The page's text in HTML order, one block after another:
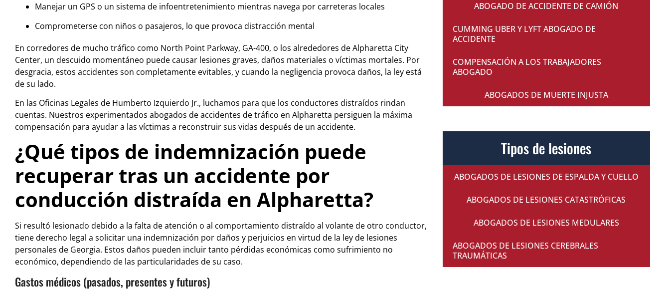
Manejar un GPS o un sistema de infoentretenimiento mientras navega por carreteras locales
Comprometerse con niños o pasajeros, lo que provoca distracción mental
En corredores de mucho tráfico como North Point Parkway, GA-400, o los alrededores de Alpharetta City
Center, un descuido momentáneo puede causar lesiones graves, daños materiales o víctimas mortales. Por
desgracia, estos accidentes son completamente evitables, y cuando la negligencia provoca daños, la ley está
de su lado.
En las Oficinas Legales de Humberto Izquierdo Jr., luchamos para que los conductores distraídos rindan
cuentas. Nuestros experimentados abogados de accidentes de tráfico en Alpharetta persiguen la máxima
compensación para ayudar a las víctimas a reconstruir sus vidas después de un accidente.
¿Qué tipos de indemnización puede
recuperar tras un accidente por
conducción distraída en Alpharetta?
Si resultó lesionado debido a la falta de atención o al comportamiento distraído al volante de otro conductor,
tiene derecho legal a solicitar una indemnización por daños y perjuicios en virtud de la ley de lesiones
personales de Georgia. Estos daños pueden incluir tanto pérdidas económicas como sufrimiento no
económico, dependiendo de las particularidades de su caso.
Gastos médicos (pasados, presentes y futuros)
ABOGADO DE ACCIDENTE DE CAMIÓN
CUMMING UBER Y LYFT ABOGADO DE
ACCIDENTE
COMPENSACIÓN A LOS TRABAJADORES
ABOGADO
ABOGADOS DE MUERTE INJUSTA
Tipos de lesiones
ABOGADOS DE LESIONES DE ESPALDA Y CUELLO
ABOGADOS DE LESIONES CATASTRÓFICAS
ABOGADOS DE LESIONES MEDULARES
ABOGADOS DE LESIONES CEREBRALES
TRAUMÁTICAS